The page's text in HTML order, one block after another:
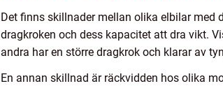
Det finns skillnader mellan olika elbilar med
dragkroken och dess kapacitet att dra vikt.
andra har en större dragkrok och klarar av
En annan skillnad är räckvidden hos olika